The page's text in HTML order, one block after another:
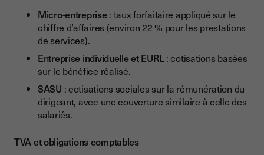
Micro-entreprise: taux forfaitaire appliqué sur le
chiffre d’affaires (environ 22 % pour les prestations
de services).
Entreprise individuelle et EURL: cotisations basées
sur le bénéfice réalisé.
SASU : cotisations sociales sur la rémunération du
dirigeant, avec une couverture similaire à celle des
salariés.
TVA et obligations comptables